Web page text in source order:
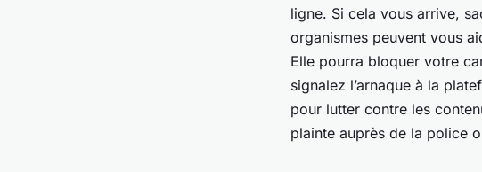
ligne. Si cela vous arrive,
organismes peuvent vous
Elle pourra bloquer votre
signalez l’arnaque à la
pour lutter contre les
plainte auprès de la police